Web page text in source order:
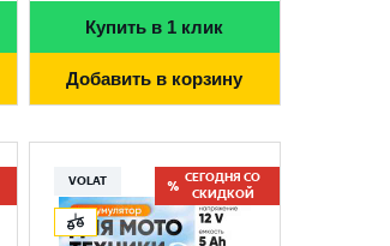
Купить в 1 клик
Добавить в корзину
VOLAT
СЕГОДНЯ СО
СКИДКОЙ